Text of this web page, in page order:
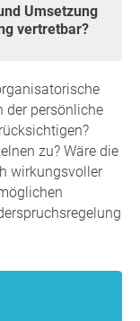
vertretbar?
der persönliche
zu? Wäre die
wirkungsvoller